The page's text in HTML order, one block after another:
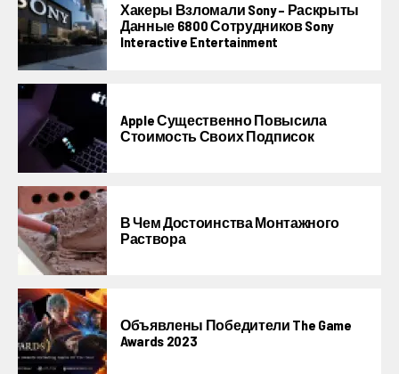
Хакеры Взломали Sony – Раскрыты
Данные 6800 Сотрудников Sony
Interactive Entertainment
Apple Существенно Повысила
Стоимость Своих Подписок
В Чем Достоинства Монтажного
Раствора
Объявлены Победители The Game
Awards 2023